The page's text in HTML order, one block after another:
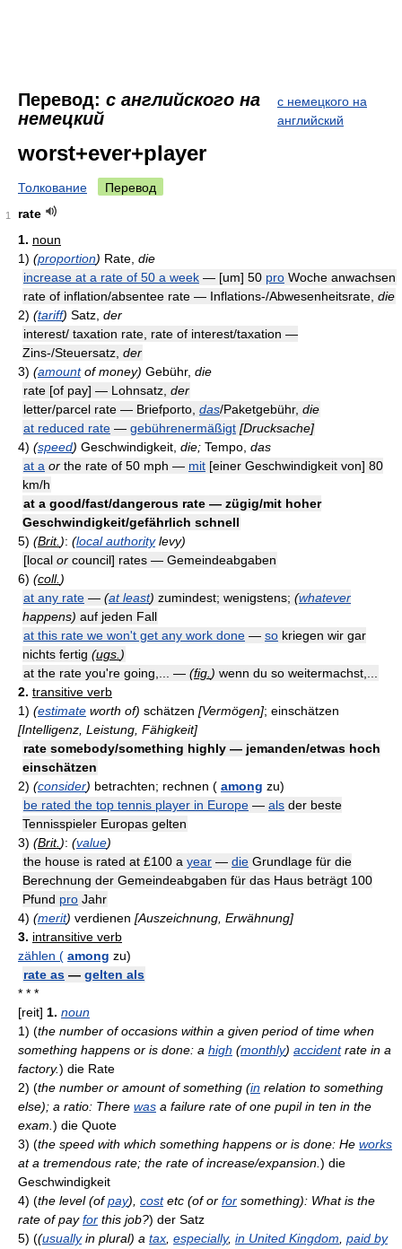
Перевод: с английского на
немецкий
с немецкого на
английский
worst+ever+player
Толкование Перевод
1
rate
1. noun
1) (proportion) Rate, die
increase at a rate of 50 a week — [um] 50 pro Woche anwachsen
rate of inflation/absentee rate — Inflations-/Abwesenheitsrate, die
2) (tariff) Satz, der
interest/ taxation rate, rate of interest/taxation —
Zins-/Steuersatz, der
3) (amountof money) Gebühr, die
rate [of pay] — Lohnsatz, der
letter/parcel rate — Briefporto, das/Paketgebühr, die
at reduced rate — gebührenermäßigt [Drucksache]
4) (speed) Geschwindigkeit, die; Tempo, das
at a or the rate of 50 mph — mit [einer Geschwindigkeit von] 80
km/h
at a good/fast/dangerous rate — zügig/mit hoher
Geschwindigkeit/gefährlich schnell
5) (Brit. ): (local authoritylevy)
[local or council] rates — Gemeindeabgaben
6) (coll. )
at any rate — (at least) zumindest; wenigstens; (whatever
happens) auf jeden Fall
at this rate we won't get any work done — so kriegen wir gar
nichts fertig (ugs. )
at the rate you're going,... — (fig. ) wenn du so weitermachst,...
2. transitive verb
1) (estimate worth of) schätzen [Vermögen]; einschätzen
[Intelligenz, Leistung, Fähigkeit]
rate somebody/something highly — jemanden/etwas hoch
einschätzen
2) (consider) betrachten; rechnen ( among zu)
be rated the top tennis player in Europe — als der beste
Tennisspieler Europas gelten
3) (Brit. ): (value)
the house is rated at £100 a year — die Grundlage für die
Berechnung der Gemeindeabgaben für das Haus beträgt 100
Pfund pro Jahr
4) (merit) verdienen [Auszeichnung, Erwähnung]
3. intransitive verb
zählen ( among zu)
rate as — gelten als
* * *
[reit] 1. noun
1) (the number of occasions within a given period of time when
something happens or is done: a high (monthly) accidentrate in a
factory.) die Rate
2) (the number or amount of something (in relation to something
else); a ratio: There was a failure rate of one pupil in ten in the
exam. ) die Quote
3) (the speed with which something happens or is done: He works
at a tremendous rate; the rate of increase/expansion. ) die
Geschwindigkeit
4) (the level (ofpay), costetc (of or for something): What is the
rate of payfor this job?) der Satz
5) ((usuallyin plural) a tax especially, in United Kingdom paid by